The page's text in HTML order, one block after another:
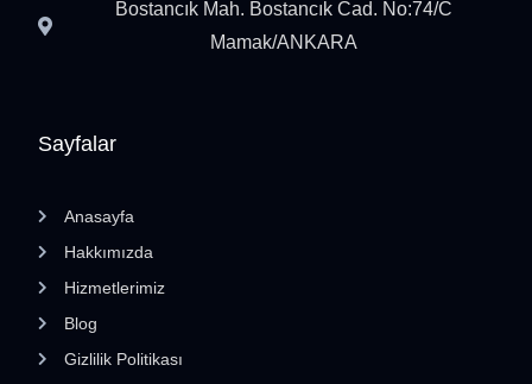
Sayfalar
Anasayfa
Hakkımızda
Hizmetlerimiz
Blog
Gizlilik Politikası
Bostancık Mah. Bostancık Cad. No:74/C
Mamak/ANKARA